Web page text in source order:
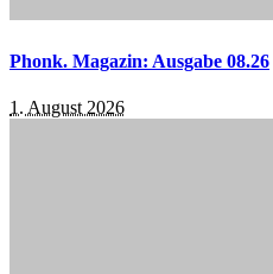
Phonk. Magazin: Ausgabe 08.26
1. August 2026